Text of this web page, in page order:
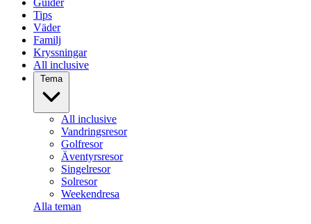
Guider
Tips
Väder
Familj
Kryssningar
All inclusive
Tema
All inclusive
Vandringsresor
Golfresor
Äventyrsresor
Singelresor
Solresor
Weekendresa
Alla teman